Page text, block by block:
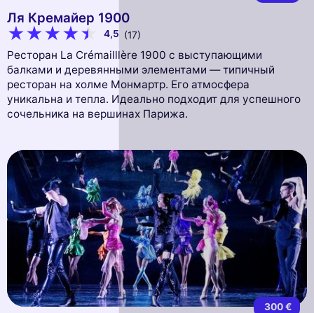
Ля Кремайер 1900
4,5 (17)
Ресторан La Crémailllère 1900 с выступающими
балками и деревянными элементами — типичный
ресторан на холме Монмартр. Его атмосфера
уникальна и тепла. Идеально подходит для успешного
сочельника на вершинах Парижа.
300 €